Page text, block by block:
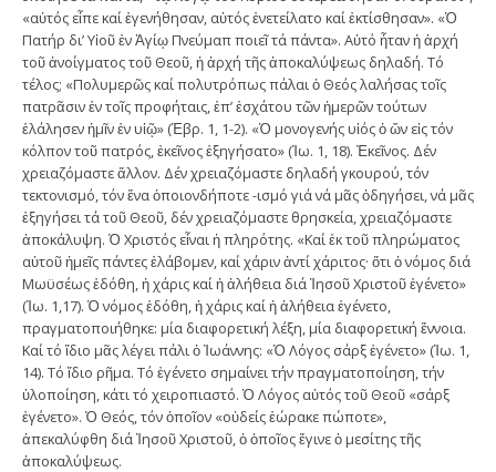
«αὐτός εἶπε καί ἐγενήθησαν, αὐτός ἐνετείλατο καί ἐκτίσθησαν». «Ὁ
Πατήρ δι’ Υἱοῦ ἐν Ἁγίῳ Πνεύμαπ ποιεῖ τά πάντα». Αὐτό ἦταν ἡ ἀρχή
τοῦ ἀνοίγματος τοῦ Θεοῦ, ἡ ἀρχή τῆς ἀποκαλύψεως δηλαδή. Τό
τέλος; «Πολυμερῶς καί πολυτρόπως πάλαι ὁ Θεός λαλήσας τοῖς
πατρᾶσιν ἐν τοῖς προφήταις, ἐπ’ ἐσχάτου τῶν ἡμερῶν τούτων
ἐλάλησεν ἡμῖν ἐν υἱῷ» (Ἑβρ. 1, 1-2). «Ὁ μονογενής υἱός ὁ ὤν εἰς τόν
κόλπον τοῦ πατρός, ἐκεῖνος ἐξηγήσατο» (Ἰω. 1, 18). Ἐκεῖνος. Δέν
χρειαζόμαστε ἄλλον. Δέν χρειαζόμαστε δηλαδή γκουρού, τόν
τεκτονισμό, τόν ἕνα ὁποιονδήποτε -ισμό γιά νά μᾶς ὁδηγήσει, νά μᾶς
ἐξηγήσει τά τοῦ Θεοῦ, δέν χρειαζόμαστε θρησκεία, χρειαζόμαστε
ἀποκάλυψη. Ὁ Χριστός εἶναι ἡ πληρότης. «Καί ἐκ τοῦ πληρώματος
αὐτοῦ ἡμεῖς πάντες ἐλάβομεν, καί χάριν ἀντί χάριτος· ὅτι ὁ νόμος διά
Μωϋσέως ἐδόθη, ἡ χάρις καί ἡ ἀλήθεια διά Ἰησοῦ Χριστοῦ ἐγένετο»
(Ἰω. 1,17). Ὁ νόμος ἐδόθη, ἡ χάρις καί ἡ ἀλήθεια ἐγένετο,
πραγματοποιήθηκε: μία διαφορετική λέξη, μία διαφορετική ἔννοια.
Καί τό ἴδιο μᾶς λέγει πάλι ὁ Ἰωάννης: «Ὁ Λόγος σάρξ ἐγένετο» (Ἰω. 1,
14). Τό ἴδιο ρῆμα. Τό ἐγένετο σημαίνει τήν πραγματοποίηση, τήν
ὑλοποίηση, κάτι τό χειροπιαστό. Ὁ Λόγος αὐτός τοῦ Θεοῦ «σάρξ
ἐγένετο». Ὁ Θεός, τόν ὁποῖον «οὐδείς ἑώρακε πώποτε»,
ἀπεκαλύφθη διά Ἰησοῦ Χριστοῦ, ὁ ὁποῖος ἔγινε ὁ μεσίτης τῆς
ἀποκαλύψεως.